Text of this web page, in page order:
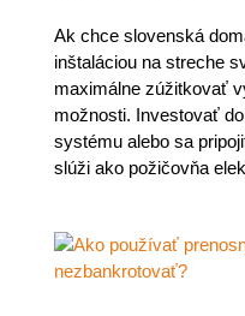
Ak chce slovenská
inštaláciou na streche
maximálne zúžitkovať
možnosti. Investovať
systému alebo sa
slúži ako požičovňa